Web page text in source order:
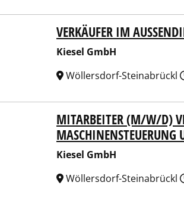
VERKÄUFER IM
Kiesel GmbH
Wöllersdorf-Steinabrückl
MITARBEITER (M/W/D)
ASCHINENSTEUERUNG
Kiesel GmbH
Wöllersdorf-Steinabrückl